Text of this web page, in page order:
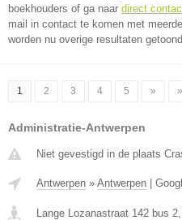
boekhouders of ga naar direct
mail in contact te komen met
worden nu overige resultaten
1 2 3 4 5 »
Administratie-Antwerpen
Niet gevestigd in de plaats
Antwerpen » Antwerpen
Lange Lozanastraat 142 bus 2,